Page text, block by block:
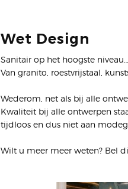
Wet Design
Sanitair op het hoogste
Van granito, roestvrijstaal,
Wederom, net als bij alle
Kwaliteit bij alle ontwerpen
tijdloos en dus niet aan
Wilt u meer meer weten? Bel